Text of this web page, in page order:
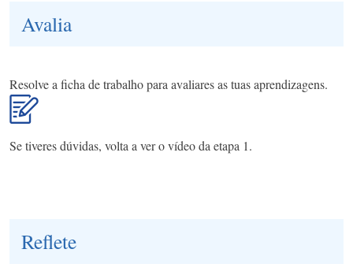
Avalia
Resolve a ficha de trabalho para avaliares as tuas aprendizagens.
Se tiveres dúvidas, volta a ver o vídeo da etapa 1.
Reflete